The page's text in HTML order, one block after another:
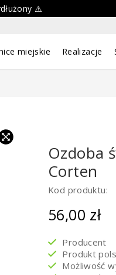
⚠️
miejskie Realizacje
Ozdoba
Corten
Kod produktu:
56,00 zł
Producent
Produkt
Możliwość